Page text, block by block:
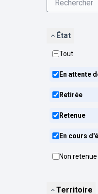
État
Tout
En attente
Retirée
Retenue
En cours
Non retenue
Territoire